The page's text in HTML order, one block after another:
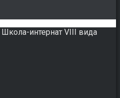
интернат VIII вида